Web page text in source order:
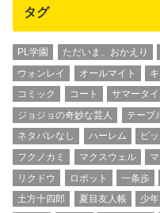
タグ
PL学園 ただいま、おかえり
ウォンレイ
オールマイト
コミック
コート サマータ
ジョジョの奇妙な芸人
テーブ
ネタバレなし
ハーレム ピ
フクノカミ
マクスウェル
リクドウ
ロボット 一条歩
土方十四郎
夏目友人帳 少